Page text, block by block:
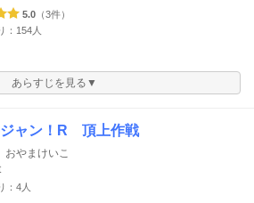
5.0 （3件）
：154人
あらすじを見る▼
ャン！R 頂上作戦
おやまけいこ
：4人